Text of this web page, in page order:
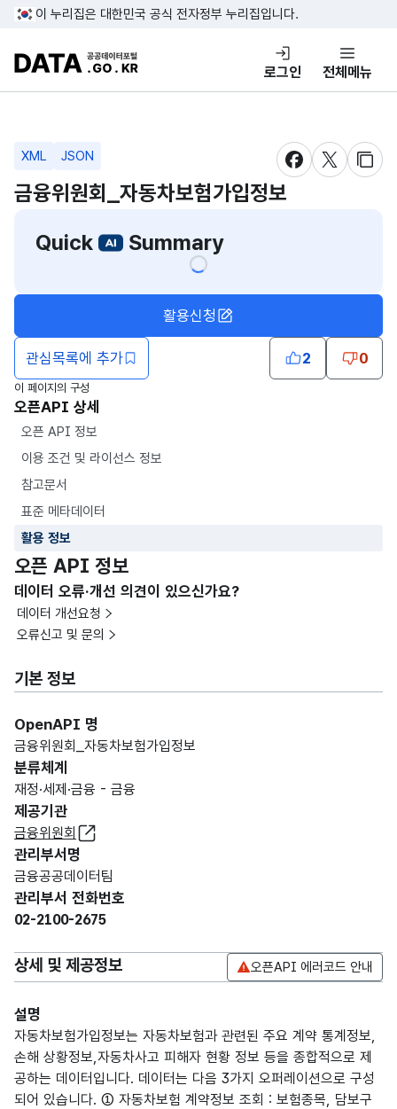
콘텐츠 바로가기
푸터 바로가기
이 누리집은 대한민국 공식 전자정부 누리집입니다.
DATA.GO.KR 공공데이터포털
로그인 전체메뉴
XML JSON
새창 열림새창 열림
새창
금융위원회_ 자동차보험가입정보
Quick
Summary
관심목록에 추가
활용신청
2 0
이 페이지의 구성
오픈API 상세
오픈 API 정보
이용 조건 및 라이선스 정보
참고문서
표준 메타데이터
활용 정보
오픈 API 정보
데이터 오류·개선 의견이 있으신가요?
데이터 개선요청
오류신고 및 문의
기본 정보
OpenAPI 명
금융위원회_ 자동차보험가입정보
분류체계
재정·세제·금융 - 금융
제공기관
금융위원회
관리부서명
금융공공데이터팀
관리부서 전화번호
02-2100-2675
상세 및 제공정보 오픈API 에러코드 안내
설명
자동차보험가입정보는 자동차보험과 관련된 주요 계약 통계정보,
손해 상황정보,자동차사고 피해자 현황 정보 등을 종합적으로 제
공하는 데이터입니다. 데이터는 다음 3가지 오퍼레이션으로 구성
되어 있습니다. ① 자동차보험 계약정보 조회 : 보험종목, 담보구